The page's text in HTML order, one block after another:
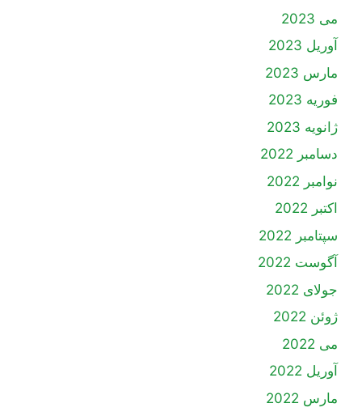
می 2023
آوریل 2023
مارس 2023
فوریه 2023
ژانویه 2023
دسامبر 2022
نوامبر 2022
اکتبر 2022
سپتامبر 2022
آگوست 2022
جولای 2022
ژوئن 2022
می 2022
آوریل 2022
مارس 2022